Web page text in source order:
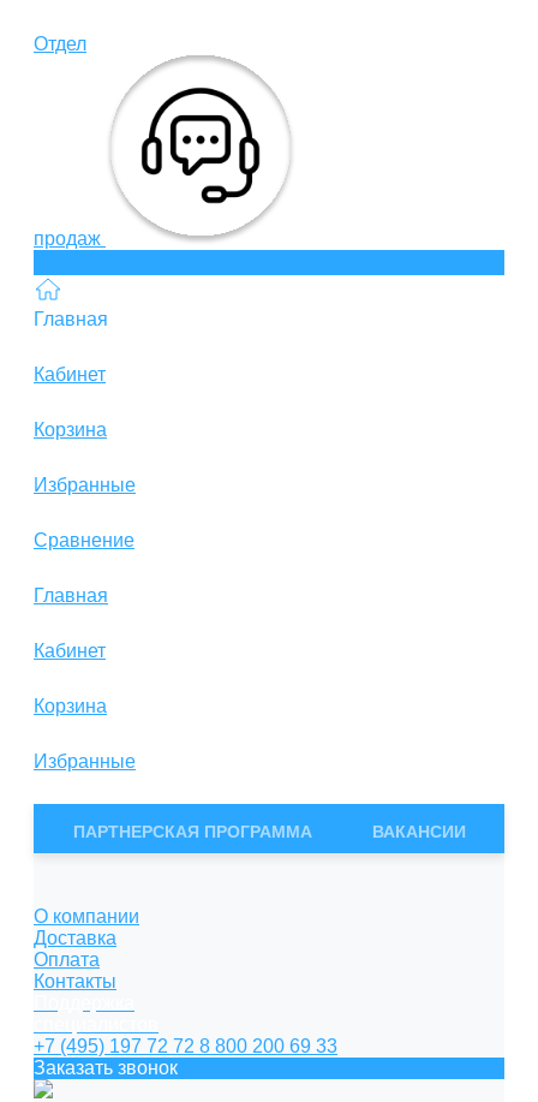
Отдел
продаж
Главная
Кабинет
Корзина
Избранные
Сравнение
Главная
Кабинет
Корзина
Избранные
ПАРТНЕРСКАЯ ПРОГРАММА ВАКАНСИИ
О компании
Доставка
Оплата
Контакты
+7 (495) 197 72 72 8 800 200 69 33
Заказать звонок